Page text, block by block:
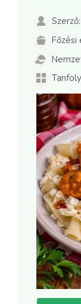
Szerző:
Főzési